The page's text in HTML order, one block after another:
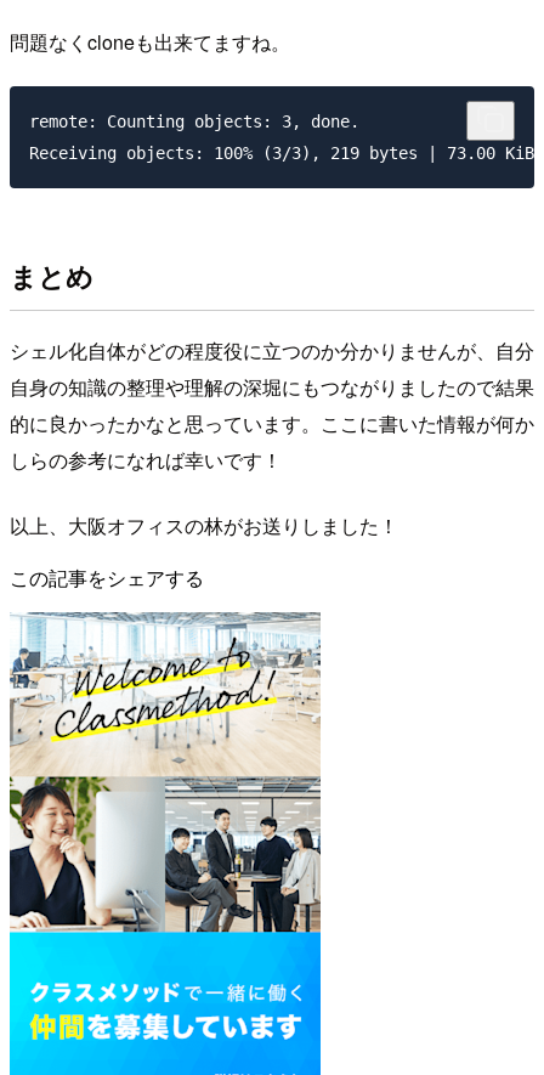
問題なくcloneも出来てますね。
remote: Counting objects: 3, done.
まとめ
シェル化自体がどの程度役に立つのか分かりませんが、自分
自身の知識の整理や理解の深堀にもつながりましたので結果
的に良かったかなと思っています。ここに書いた情報が何か
しらの参考になれば幸いです！
以上、大阪オフィスの林がお送りしました！
この記事をシェアする